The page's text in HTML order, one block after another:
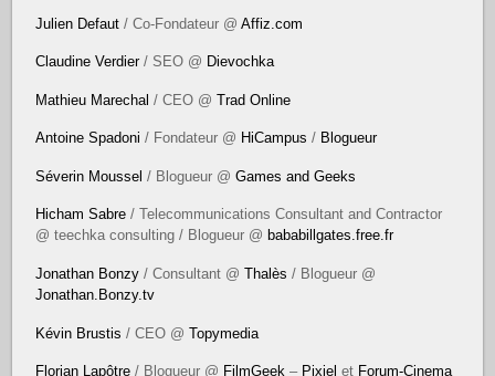
Julien Defaut / Co-Fondateur @Affiz.com
Claudine Verdier/ SEO @ Dievochka
Mathieu Marechal / CEO @Trad Online
Antoine Spadoni / Fondateur @ HiCampus / Blogueur
Séverin Moussel / Blogueur @Games and Geeks
Hicham Sabre / Telecommunications Consultant and Contractor
@ teechka consulting / Blogueur @ bababillgates.free.fr
Jonathan Bonzy / Consultant @Thalès / Blogueur @
Jonathan.Bonzy.tv
Kévin Brustis / CEO @Topymedia
Florian Lapôtre / Blogueur @ FilmGeek – Pixiel et Forum-Cinema